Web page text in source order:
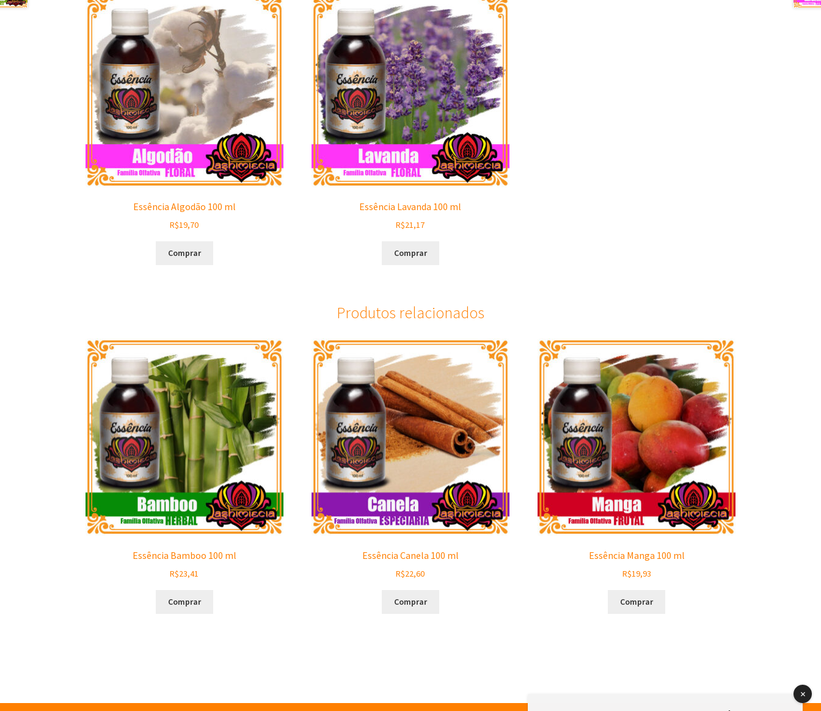
Essência Algodão 100 ml
R$19,70
Comprar
Essência Lavanda 100 ml
R$21,17
Comprar
Produtos relacionados
Essência Bamboo 100 ml
R$23,41
Comprar
Essência Canela 100 ml
R$22,60
Comprar
Essência Manga 100 ml
R$19,93
Comprar